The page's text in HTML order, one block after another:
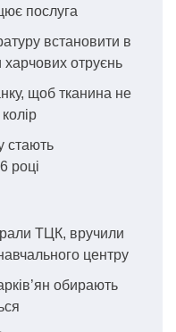
послуга
встановити в
харчових отруєнь
щоб тканина не
стають
році
ТЦК, вручили
центру
обирають